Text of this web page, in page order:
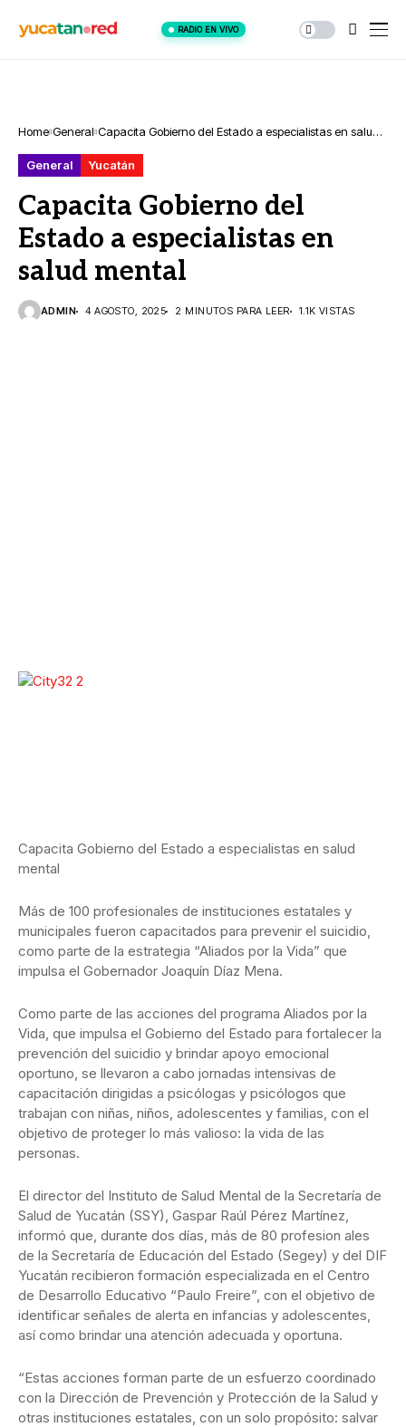
RADIO EN VIVO
Home General Capacita Gobierno del Estado a especialistas en salud
General
Yucatán
Capacita Gobierno del
Estado a especialistas en
salud mental
ADMIN 4 AGOSTO, 2025 2 MINUTOS PARA LEER 1.1K VISTAS
Capacita Gobierno del Estado a especialistas en salud
mental
Más de 100 profesionales de instituciones estatales y
municipales fueron capacitados para prevenir el suicidio,
como parte de la estrategia “Aliados por la Vida” que
impulsa el Gobernador Joaquín Díaz Mena.
Como parte de las acciones del programa Aliados por la
Vida, que impulsa el Gobierno del Estado para fortalecer la
prevención del suicidio y brindar apoyo emocional
oportuno, se llevaron a cabo jornadas intensivas de
capacitación dirigidas a psicólogas y psicólogos que
trabajan con niñas, niños, adolescentes y familias, con el
objetivo de proteger lo más valioso: la vida de las
personas.
El director del Instituto de Salud Mental de la Secretaría de
Salud de Yucatán (SSY), Gaspar Raúl Pérez Martínez,
informó que, durante dos días, más de 80 profesion ales
de la Secretaría de Educación del Estado (Segey) y del DIF
Yucatán recibieron formación especializada en el Centro
de Desarrollo Educativo “Paulo Freire”, con el objetivo de
identificar señales de alerta en infancias y adolescentes,
así como brindar una atención adecuada y oportuna.
“Estas acciones forman parte de un esfuerzo coordinado
con la Dirección de Prevención y Protección de la Salud y
otras instituciones estatales, con un solo propósito: salvar